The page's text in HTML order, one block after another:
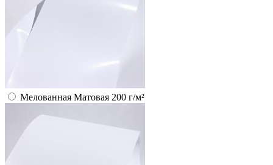
Мелованная Матовая 200 г/м²